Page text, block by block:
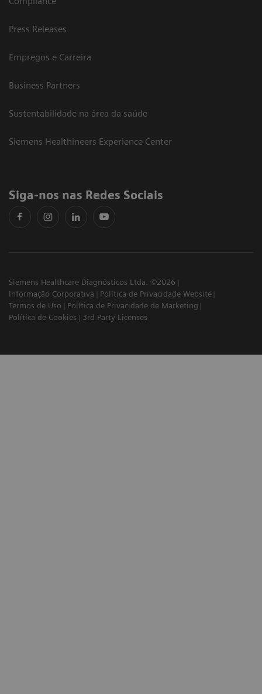
Press Releases
Empregos e Carreira
Business Partners
Sustentabilidade na área da saúde
Siemens Healthineers Experience Center
Siga-nos nas Redes Sociais
Siemens Healthcare Diagnósticos Ltda. ©2026
Informação Corporativa
Política de Privacidade Website
Termos de Uso
Política de Privacidade de Marketing
Política de Cookies
3rd Party Licenses